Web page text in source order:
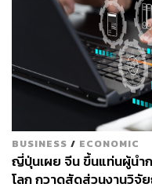
สามารถติดตาม
ผ่านแอปพลิเคชันต่างๆ ที่
TAGS: Japan Uniqlo
ผลประกอบการ
BUSINESS / ECONOMIC
ญี่ปุ่นเผย จีน ขึ้นแท่นผู้นำ
โลก กวาดสัดส่วนงานวิจั